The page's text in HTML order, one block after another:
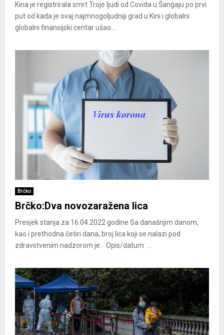
Kina je registrirala smrt Troje ljudi od Covida u Šangaju po prvi
put od kada je ovaj najmnogoljudniji grad u Kini i globalni
globalni finansijski centar ušao...
Brčko
Brčko:Dva novozaražena lica
Presjek stanja za 16.04.2022 godine Sa današnjim danom,
kao i prethodna četiri dana, broj lica koji se nalazi pod
zdravstvenim nadzorom je: Opis/datum ...